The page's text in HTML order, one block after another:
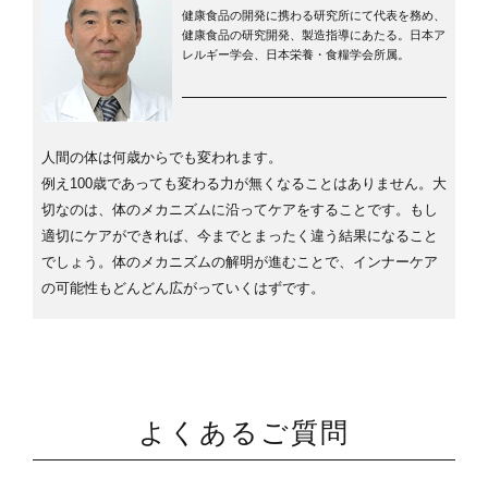
健康食品の開発に携わる研究所にて代表を務め、
健康食品の研究開発、製造指導にあたる。日本ア
レルギー学会、日本栄養・食糧学会所属。
人間の体は何歳からでも変われます。
例え100歳であっても変わる力が無くなることはありません。大
切なのは、体のメカニズムに沿ってケアをすることです。もし
適切にケアができれば、今までとまったく違う結果になること
でしょう。体のメカニズムの解明が進むことで、インナーケア
の可能性もどんどん広がっていくはずです。
よくあるご質問